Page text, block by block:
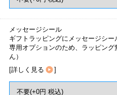
メッセージシール
ギフトラッピングにメッセージシ
専用オプションのため、ラッピン
ん）
[詳しく見る ]